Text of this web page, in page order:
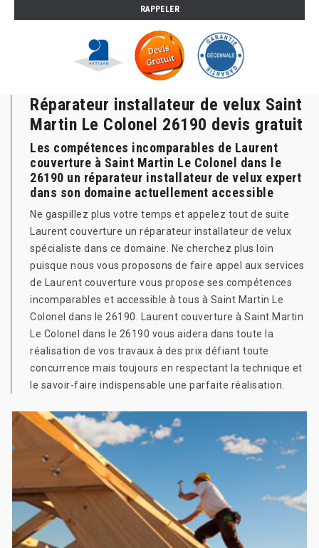
Réparateur installateur de velux Saint
Martin Le Colonel 26190 devis gratuit
Les compétences incomparables de Laurent
couverture à Saint Martin Le Colonel dans le
26190 un réparateur installateur de velux expert
dans son domaine actuellement accessible
Ne gaspillez plus votre temps et appelez tout de suite
Laurent couverture un réparateur installateur de velux
spécialiste dans ce domaine. Ne cherchez plus loin
puisque nous vous proposons de faire appel aux services
de Laurent couverture vous propose ses compétences
incomparables et accessible à tous à Saint Martin Le
Colonel dans le 26190. Laurent couverture à Saint Martin
Le Colonel dans le 26190 vous aidera dans toute la
réalisation de vos travaux à des prix défiant toute
concurrence mais toujours en respectant la technique et
le savoir-faire indispensable une parfaite réalisation.